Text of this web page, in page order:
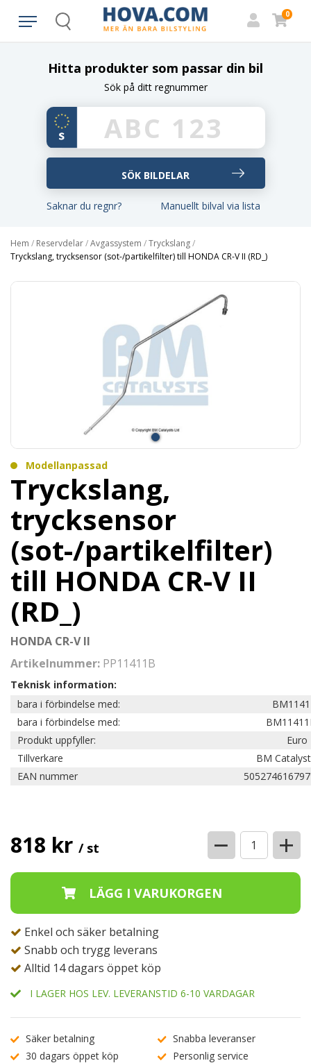
Search
0
Hitta produkter som passar din bil
Sök på ditt regnummer
Saknar du regnr? Manuellt bilval via lista
Hem / Reservdelar/Avgassystem /Tryckslang/
Tryckslang, trycksensor (sot-/partikelfilter) till HONDA CR-V II (RD_)
Modellanpassad
Tryckslang,
trycksensor
(sot-/partikelfilter)
till HONDA CR-V II
(RD_)
HONDA CR-V II
Artikelnummer: PP11411B
Teknisk information:
bara i förbindelse med:
bara i förbindelse med:
Produkt uppfyller:
Euro
Tillverkare
BM
EAN nummer
818 kr / st − +
Enkel och säker betalning
Snabb och trygg leverans
Alltid 14 dagars öppet köp
I LAGER HOS LEV. LEVERANSTID 6-10 VARDAGAR
Säker betalning
Snabba leveranser
30 dagars öppet köp
Personlig service